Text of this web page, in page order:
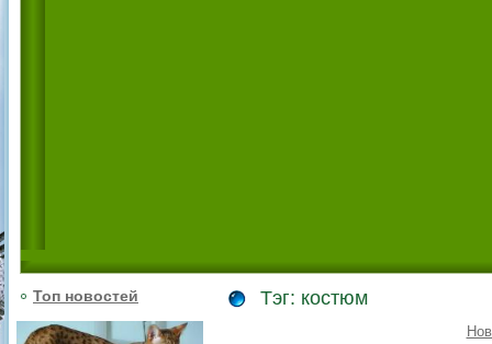
Топ новостей Тэг: костюм